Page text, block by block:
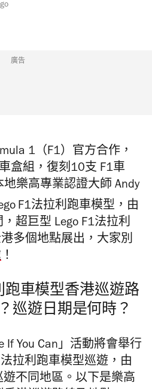
廣告
1（F1）官方合作，
盒組，復刻10支 F1車
地樂高專業認證大師 Andy
F1法拉利跑車模型，由
超巨型 Lego F1法拉利
多個地點展出，大家別
！
跑車模型香港巡遊路
巡遊日期是何時？
If You Can」活動將會舉行
拉利跑車模型巡遊，由
不同地區。以下是樂高